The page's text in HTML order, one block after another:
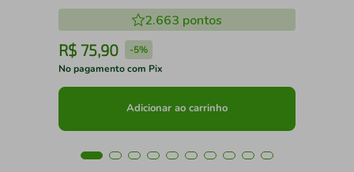
2.663 pontos
R$ 75,90 -5%
No pagamento com Pix
Adicionar ao carrinho